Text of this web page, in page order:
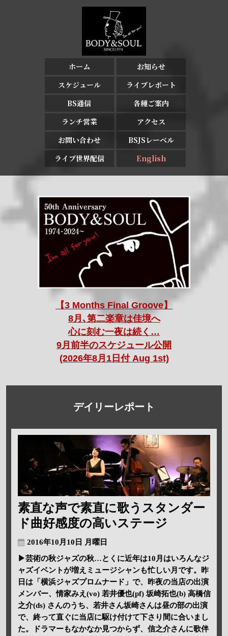
ホーム
お知らせ
スケジュール
ライブレポート
BS通信
各種ご案内
ランチ営業
アクセス
お問い合わせ
BSJSレーベル
ライブ世界配信
English
【3 Months Final Groove】
8月､第二楽章は佳境へ
心に刻む一夜は続く…
9月前半のスケジュール公開
(2026年8月1日付 Aug 1st)
デイリーレポート
素直な声で素直に歌うスタンダー
ド曲好感度の高いステージ
2016年10月10日 月曜日
▶芸術の秋ジャズの秋…とくに近年は10月はいろんなジ
ャズイベントが増えミュージシャンも忙しい月です。昨
日は「横浜ジャズプロムナード」で、昨夜の当店の出演
メンバー、情家みえ(vo) 若井優也(pf) 坂崎拓也(b) 高橋信
之介(ds) さんのうち、若井さん坂崎さんは昼の部の出演
で、終って直ぐに当店に駆け付けて下さり間に合いまし
た。ドラマーもなかなか見つからず、信之介さんに歌伴